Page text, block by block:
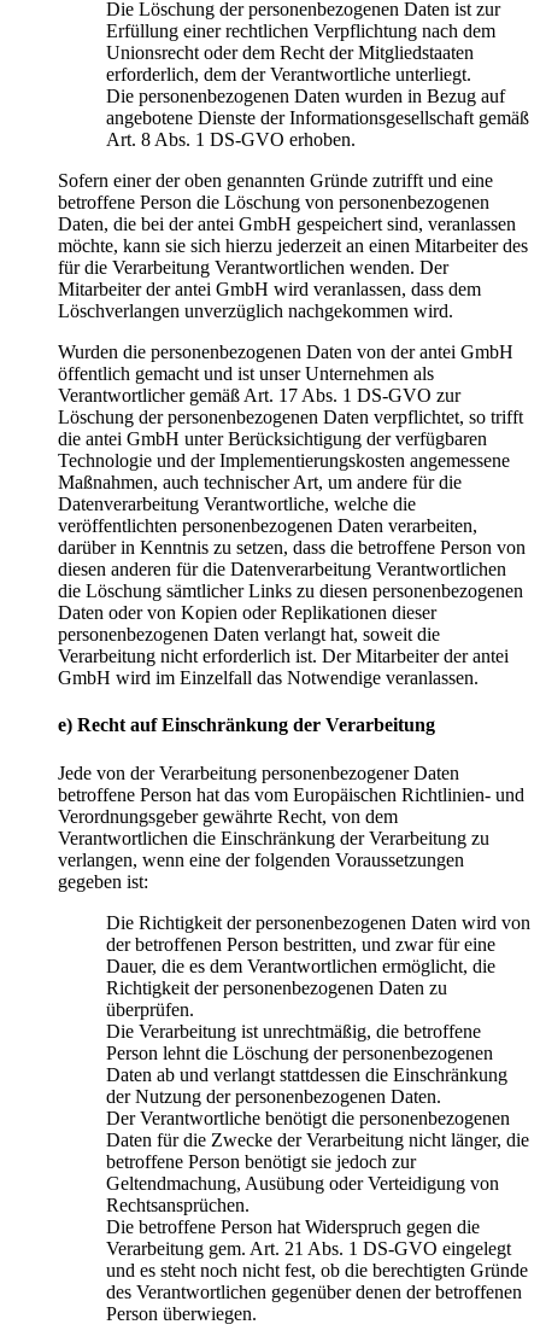
Die Löschung der personenbezogenen Daten ist zur
Erfüllung einer rechtlichen Verpflichtung nach dem
Unionsrecht oder dem Recht der Mitgliedstaaten
erforderlich, dem der Verantwortliche unterliegt.
Die personenbezogenen Daten wurden in Bezug auf
angebotene Dienste der Informationsgesellschaft gemäß
Art. 8 Abs. 1 DS-GVO erhoben.
Sofern einer der oben genannten Gründe zutrifft und eine
betroffene Person die Löschung von personenbezogenen
Daten, die bei der antei GmbH gespeichert sind, veranlassen
möchte, kann sie sich hierzu jederzeit an einen Mitarbeiter des
für die Verarbeitung Verantwortlichen wenden. Der
Mitarbeiter der antei GmbH wird veranlassen, dass dem
Löschverlangen unverzüglich nachgekommen wird.
Wurden die personenbezogenen Daten von der antei GmbH
öffentlich gemacht und ist unser Unternehmen als
Verantwortlicher gemäß Art. 17 Abs. 1 DS-GVO zur
Löschung der personenbezogenen Daten verpflichtet, so trifft
die antei GmbH unter Berücksichtigung der verfügbaren
Technologie und der Implementierungskosten angemessene
Maßnahmen, auch technischer Art, um andere für die
Datenverarbeitung Verantwortliche, welche die
veröffentlichten personenbezogenen Daten verarbeiten,
darüber in Kenntnis zu setzen, dass die betroffene Person von
diesen anderen für die Datenverarbeitung Verantwortlichen
die Löschung sämtlicher Links zu diesen personenbezogenen
Daten oder von Kopien oder Replikationen dieser
personenbezogenen Daten verlangt hat, soweit die
Verarbeitung nicht erforderlich ist. Der Mitarbeiter der antei
GmbH wird im Einzelfall das Notwendige veranlassen.
e) Recht auf Einschränkung der Verarbeitung
Jede von der Verarbeitung personenbezogener Daten
betroffene Person hat das vom Europäischen Richtlinien- und
Verordnungsgeber gewährte Recht, von dem
Verantwortlichen die Einschränkung der Verarbeitung zu
verlangen, wenn eine der folgenden Voraussetzungen
gegeben ist:
Die Richtigkeit der personenbezogenen Daten wird von
der betroffenen Person bestritten, und zwar für eine
Dauer, die es dem Verantwortlichen ermöglicht, die
Richtigkeit der personenbezogenen Daten zu
überprüfen.
Die Verarbeitung ist unrechtmäßig, die betroffene
Person lehnt die Löschung der personenbezogenen
Daten ab und verlangt stattdessen die Einschränkung
der Nutzung der personenbezogenen Daten.
Der Verantwortliche benötigt die personenbezogenen
Daten für die Zwecke der Verarbeitung nicht länger, die
betroffene Person benötigt sie jedoch zur
Geltendmachung, Ausübung oder Verteidigung von
Rechtsansprüchen.
Die betroffene Person hat Widerspruch gegen die
Verarbeitung gem. Art. 21 Abs. 1 DS-GVO eingelegt
und es steht noch nicht fest, ob die berechtigten Gründe
des Verantwortlichen gegenüber denen der betroffenen
Person überwiegen.